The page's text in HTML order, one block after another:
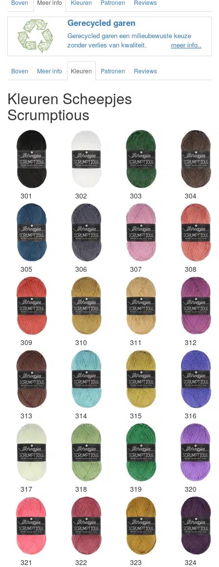
Boven Meer info Kleuren Patronen Reviews
Gerecycled garen
Gerecycled garen een milieubewuste keuze
zonder verlies van kwaliteit.
meer info..
Boven Meer info Kleuren Patronen Reviews
Kleuren Scheepjes
Scrumptious
301 302 303 304
305 306 307 308
309 310 311 312
313 314 315 316
317 318 319 320
321 322 323 324